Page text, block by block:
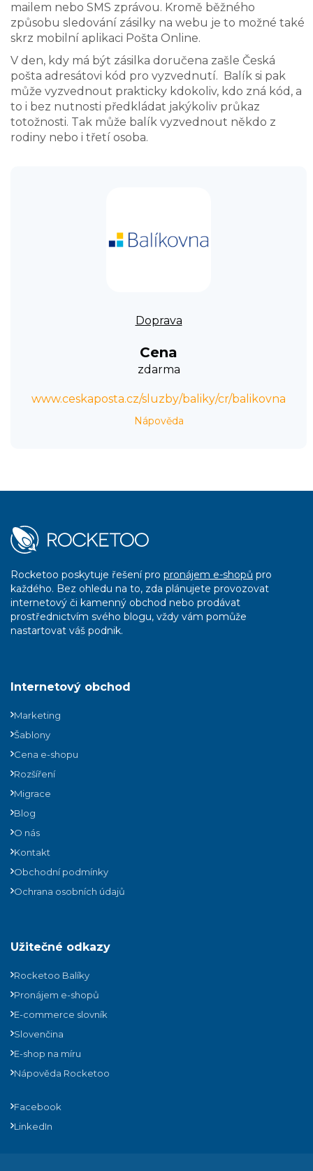
mailem nebo SMS zprávou. Kromě běžného
způsobu sledování zásilky na webu je to možné také
skrz mobilní aplikaci Pošta Online.
V den, kdy má být zásilka doručena zašle Česká
pošta adresátovi kód pro vyzvednutí. Balík si pak
může vyzvednout prakticky kdokoliv, kdo zná kód, a
to i bez nutnosti předkládat jakýkoliv průkaz
totožnosti. Tak může balík vyzvednout někdo z
rodiny nebo i třetí osoba.
Doprava
Cena
zdarma
www.ceskaposta.cz/sluzby/baliky/cr/balikovna
Nápověda
Rocketoo poskytuje řešení pro pronájem e-shopů pro
každého. Bez ohledu na to, zda plánujete provozovat
internetový či kamenný obchod nebo prodávat
prostřednictvím svého blogu, vždy vám pomůže
nastartovat váš podnik.
Internetový obchod
Marketing
Šablony
Cena e-shopu
Rozšíření
Migrace
Blog
O nás
Kontakt
Obchodní podmínky
Ochrana osobních údajů
Užitečné odkazy
Rocketoo Balíky
Pronájem e-shopů
E-commerce slovník
Slovenčina
E-shop na míru
Nápověda Rocketoo
Facebook
LinkedIn